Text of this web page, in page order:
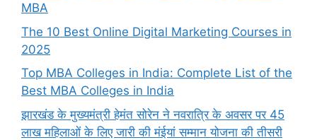
MBA
The 10 Best Online Digital Marketing Courses in
2025
Top MBA Colleges in India: Complete List of the
Best MBA Colleges in India
झारखंड के मुख्यमंत्री हेमंत सोरेन ने नवरात्रि के अवसर पर 45
लाख महिलाओं के लिए जारी की मंईयां सम्मान योजना की तीसरी